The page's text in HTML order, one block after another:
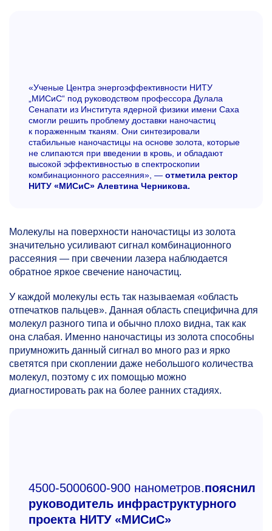
«Ученые Центра энергоэффективности НИТУ
„МИСиС“ под руководством профессора Дулала
Сенапати из Института ядерной физики имени Саха
смогли решить проблему доставки наночастиц
к пораженным тканям. Они синтезировали
стабильные наночастицы на основе золота, которые
не слипаются при введении в кровь, и обладают
высокой эффективностью в спектроскопии
комбинационного рассеяния», — отметила ректор
НИТУ «МИСиС» Алевтина Черникова.
Молекулы на поверхности наночастицы из золота
значительно усиливают сигнал комбинационного
рассеяния — при свечении лазера наблюдается
обратное яркое свечение наночастиц.
У каждой молекулы есть так называемая «область
отпечатков пальцев». Данная область специфична для
молекул разного типа и обычно плохо видна, так как
она слабая. Именно наночастицы из золота способны
приумножить данный сигнал во много раз и ярко
светятся при скоплении даже небольшого количества
молекул, поэтому с их помощью можно
диагностировать рак на более ранних стадиях.
4500-5000600-900 нанометров.пояснил
руководитель инфраструктурного
проекта НИТУ «МИСиС»